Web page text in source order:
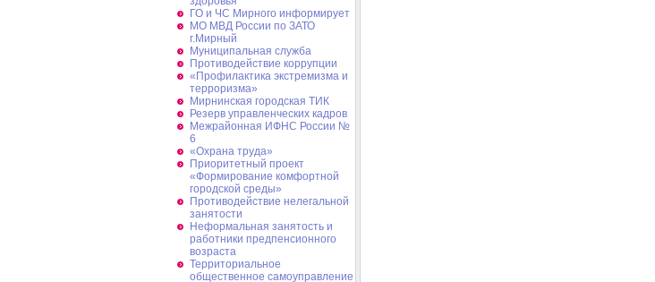
ГО и ЧС Мирного информирует
МО МВД России по ЗАТО
г.Мирный
Муниципальная cлужба
Противодействие коррупции
«Профилактика экстремизма и
терроризма»
Мирнинская городская ТИК
Резерв управленческих кадров
Межрайонная ИФНС России №
6
«Охрана труда»
Приоритетный проект
«Формирование комфортной
городской среды»
Противодействие нелегальной
занятости
Неформальная занятость и
работники предпенсионного
возраста
Территориальное
общественное самоуправление